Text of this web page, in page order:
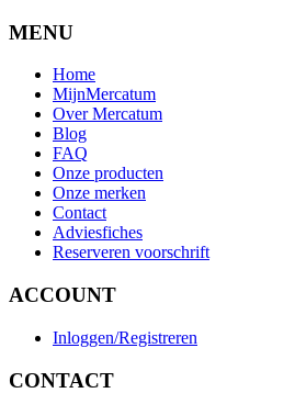
MENU
Home
MijnMercatum
Over Mercatum
Blog
FAQ
Onze producten
Onze merken
Contact
Adviesfiches
Reserveren voorschrift
ACCOUNT
Inloggen/Registreren
CONTACT